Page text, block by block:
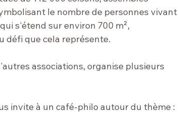
le nombre de personnes vivant
s'étend sur environ 700 m²,
défi que cela représente.
associations, organise plusieurs
invite à un café-philo autour du thème :